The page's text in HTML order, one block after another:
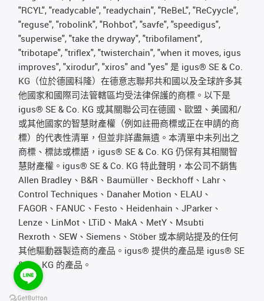
"RCYL", "readycable", "readychain", "ReBeL", "ReCyycle",
"reguse", "robolink", "Rohbot", "savfe", "speedigus",
"superwise", "take the dryway", "tribofilament",
"tribotape", "triflex", "twisterchain", "when it moves, igus
improves", "xirodur", "xiros" and "yes" 是 igus® SE & Co.
KG（位於德國科隆）在德意志聯邦共和國以及全球許多其
他國家和國際司法管轄區均受法律保護的商標。以下是
igus® SE & Co. KG 或其關聯公司在德國、歐盟、美國和/
或其他國家的智慧財產權（例如註冊商標或正在申請的商
標）的代表性清單，但並非詳盡無遺。本清單中未列出之
商標、標誌或標語，igus® SE & Co. KG 仍保有其相關智
慧財產權。igus® SE & Co. KG 特此聲明，本公司不銷售
Allen Bradley、B&R、Baumüller、Beckhoff、Lahr、
Control Techniques、Danaher Motion、ELAU、
FAGOR、FANUC、Festo、Heidenhain、JParker、
Lenze、LinMot、LTiD、MakA、MetY、Msubti
Rexroth、SEW、Siemens、Stöber 或本網站提及的任何
其他驅動器製造商的產品。igus® 提供的產品是 igus® SE
& Co. KG 的產品。